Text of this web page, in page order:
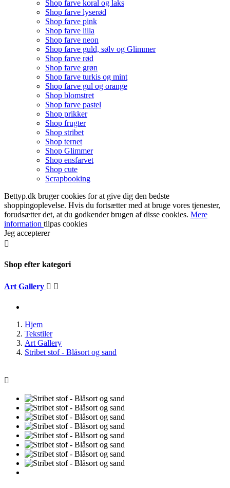
Shop farve koral og laks
Shop farve lyserød
Shop farve pink
Shop farve lilla
Shop farve neon
Shop farve guld, sølv og Glimmer
Shop farve rød
Shop farve grøn
Shop farve turkis og mint
Shop farve gul og orange
Shop blomstret
Shop farve pastel
Shop prikker
Shop frugter
Shop stribet
Shop ternet
Shop Glimmer
Shop ensfarvet
Shop cute
Scrapbooking
Bettyp.dk bruger cookies for at give dig den bedste
shoppingoplevelse. Hvis du fortsætter med at bruge vores tjenester,
forudsætter det, at du godkender brugen af disse cookies. Mere
information tilpas cookies
Jeg accepterer

Shop efter kategori
Art Gallery  
Hjem
Tekstiler
Art Gallery
Stribet stof - Blåsort og sand
